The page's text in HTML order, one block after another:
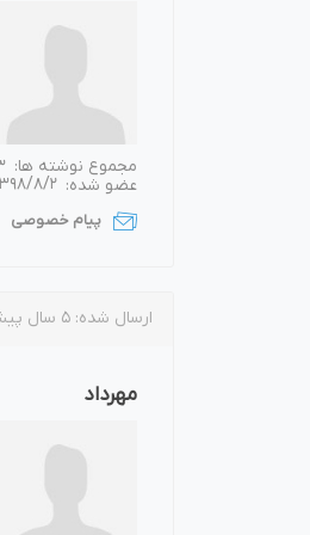
مجموع نوشته ها:
عضو شده: 8/2
پیام خصوصی
ارسال شده: 5 سال پیش
مهرداد